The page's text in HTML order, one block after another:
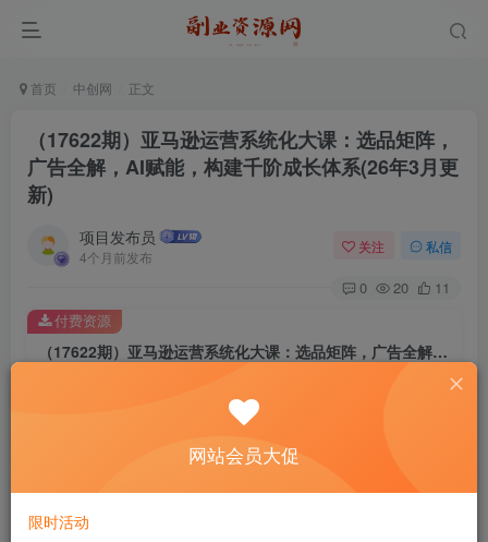
首页 中创网 正文
（17622期）亚马逊运营系统化大课：选品矩阵，
广告全解，AI赋能，构建千阶成长体系(26年3月更
新)
项目发布员
4个月前发布
关注 私信
0 20 11
（17622期）亚马逊运营系统化大课：选品矩阵，广告全解，AI赋能，构建千阶成长体系(26年3月更新)
4
免费
付费资源
网站会员大促
限时活动